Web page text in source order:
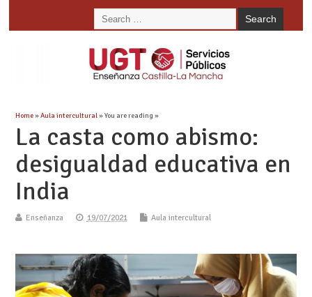
Home»Aula intercultural» You are reading »
La casta como abismo:
desigualdad educativa en
India
Enseñanza 19/07/2021 Aula intercultural